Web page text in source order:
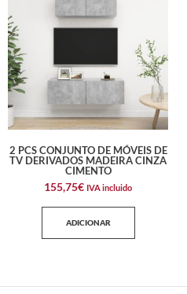
2 PCS CONJUNTO DE MÓVEIS DE
TV DERIVADOS MADEIRA CINZA
CIMENTO
155,75€ IVA incluido
ADICIONAR